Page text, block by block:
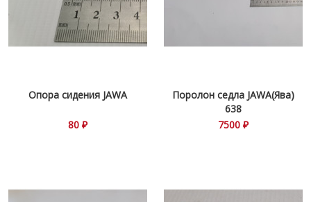
Опора сидения JAWA
80 ₽
Поролон седла JAWA(Ява)
638
7500 ₽